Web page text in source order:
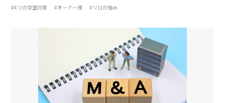
4つの空室対策 オーナー様 リロの強み